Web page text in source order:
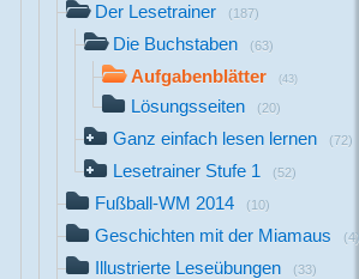
Der Lesetrainer (187)
Die Buchstaben (63)
Aufgabenblätter (43)
Lösungsseiten (20)
Ganz einfach lesen lernen (72)
Lesetrainer Stufe 1 (52)
Fußball-WM 2014 (10)
Geschichten mit der Miamaus (4)
Illustrierte Leseübungen (33)